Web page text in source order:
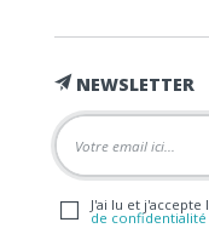
NEWSLETTER
J'ai lu et
de confidentialité